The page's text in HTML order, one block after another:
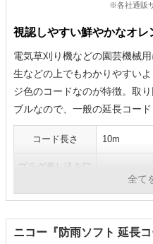
※各社通販
視認しやすい鮮やかなオレ
電気草刈り機などの園芸機械
生などの上でもわかりやすい
ジ色のコードなのが特徴。取
ブルなので、一般の延長コード
コード長さ 10m
プラグ差し込み口
全て
ニコー『防雨ソフト 延長コ